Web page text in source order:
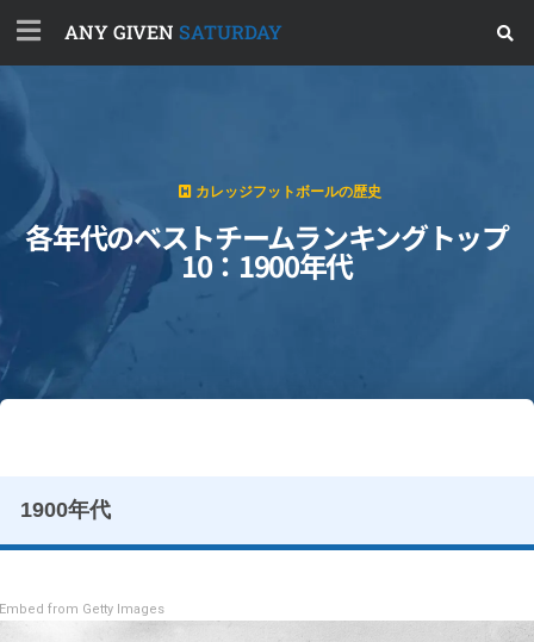
ANY GIVEN SATURDAY
カレッジフットボールの歴史
各年代のベストチームランキングトップ
10：1900年代
1900年代
Embed from Getty Images